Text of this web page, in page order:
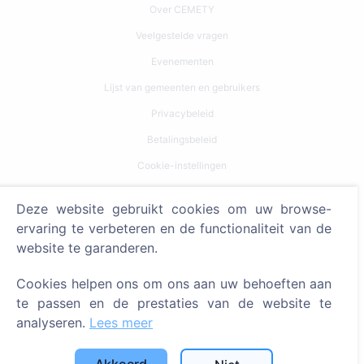
Over CEMETY
Veelgestelde vragen
Evenementen
Lijst van gemeenten en gebruikers
Privacybeleid
Betalingsbeleid
Cookie-instellingen
Zoeken naar overledenen
Deze website gebruikt cookies om uw browse-
ervaring te verbeteren en de functionaliteit van de
website te garanderen.
Cookies helpen ons om ons aan uw behoeften aan
te passen en de prestaties van de website te
analyseren. Lees meer